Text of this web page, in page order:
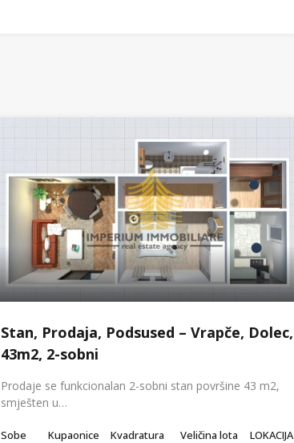
Stan, Prodaja, Podsused – Vrapče, Dolec,
43m2, 2-sobni
Prodaje se funkcionalan 2-sobni stan površine 43 m2,
smješten u…
Sobe
Kupaonice
Kvadratura
Veličina lota
LOKACIJA